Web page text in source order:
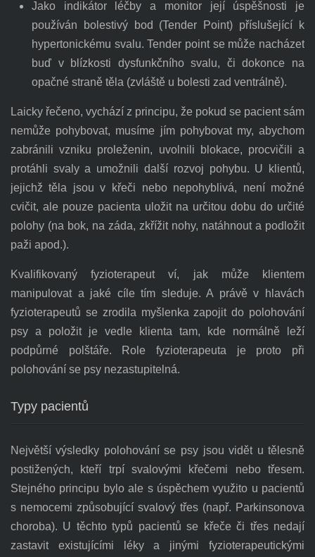
Jako indikátor léčby a monitor její úspěšnosti je
používán bolestivý bod (Tender Point) příslušející k
hypertonickému svalu. Tender point se může nacházet
buď v blízkosti dysfunkčního svalu, či dokonce na
opačné straně těla (zvláště u bolesti zad ventrálně).
Laicky řečeno, vychází z principu, že pokud se pacient sám
nemůže pohybovat, musíme jím pohybovat my, abychom
zabránili vzniku proleženin, uvolnili blokace, procvičili a
protáhli svaly a umožnili další rozvoj pohybu. U klientů,
jejichž těla jsou v křeči nebo nepohyblivá, není možné
cvičit, ale pouze pacienta uložit na určitou dobu do určité
polohy (na bok, na záda, zkřížit nohy, natáhnout a podložit
paži apod.).
Kvalifikovaný fyzioterapeut ví, jak může klientem
manipulovat a jaké cíle tím sleduje. A právě v hlavách
fyzioterapeutů se zrodila myšlenka zapojit do polohování
psy a položit je vedle klienta tam, kde normálně leží
podpůrné polštáře. Role fyzioterapeuta je proto při
polohování se psy nezastupitelná.
Typy pacientů
Největší výsledky polohování se psy jsou vidět u tělesně
postižených, kteří trpí svalovými křečemi nebo třesem.
Stejného principu bylo ale s úspěchem využito u pacientů
s nemocemi způsobující svalový třes (např. Parkinsonova
choroba). U těchto typů pacientů se křeče či třes nedají
zastavit existujícími léky a jinými fyzioterapeutickými